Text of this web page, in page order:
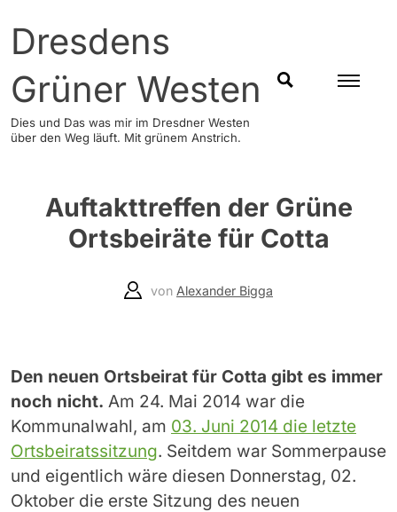
content
Dresdens
Grüner Westen
Dies und Das was mir im Dresdner Westen
über den Weg läuft. Mit grünem Anstrich.
SUCHEN
Auftakttreffen der Grüne
Ortsbeiräte für Cotta
von Alexander Bigga
Den neuen Ortsbeirat für Cotta gibt es immer
noch nicht. Am 24. Mai 2014 war die
Kommunalwahl, am 03. Juni 2014 die letzte
Ortsbeiratssitzung. Seitdem war Sommerpause
und eigentlich wäre diesen Donnerstag, 02.
Oktober die erste Sitzung des neuen